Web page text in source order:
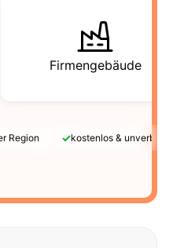
Firmengebäude
Region ✓kostenlos &